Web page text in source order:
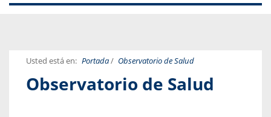
Usted está en: Portada/ Observatorio de Salud
Observatorio de Salud